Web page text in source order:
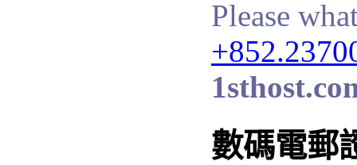
Please
數碼電郵